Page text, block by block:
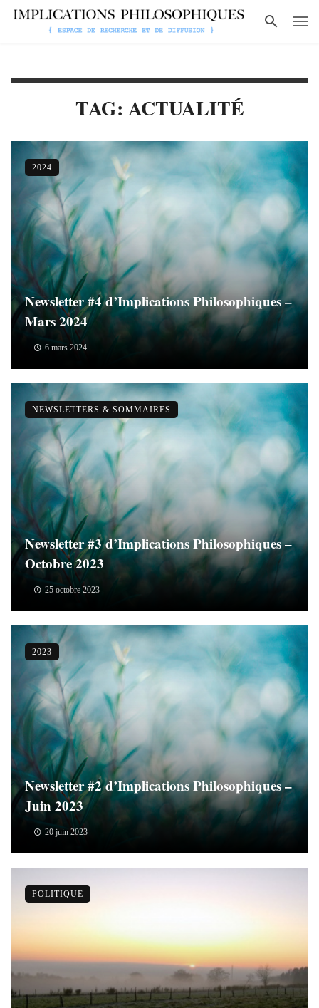
TAG: ACTUALITÉ
Newsletter #4 d’Implications Philosophiques –
Mars 2024
6 mars 2024
2024
Newsletter #3 d’Implications Philosophiques –
Octobre 2023
25 octobre 2023
NEWSLETTERS & SOMMAIRES
Newsletter #2 d’Implications Philosophiques –
Juin 2023
20 juin 2023
2023
POLITIQUE